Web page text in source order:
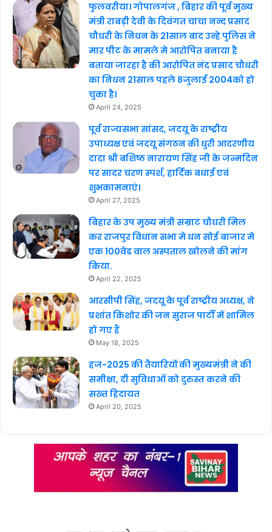
फुलवरीया। गोपालगंज , बिहार की पूर्व मुख्य
मंत्री राबड़ी देवी के दिवंगत चाचा नन्द प्रसाद
चौधरी के निधन के 21साल बाद उन्हे पुलिस ने
मार पीट के मामले मे आरोपित बनाया है
बताया जारहा है की आरोपित नंद प्रसाद चौधरी
का निधन 21साल पहले 8जुलाई 2004को हो
चुका है।
April 24, 2025
पूर्व राज्यसभा सांसद, जदयू के राष्ट्रीय
उपाध्यक्ष एवं जदयू संगठन की धुरी आदरणीय
दादा श्री बशिष्ठ नारायण सिंह जी के जन्मदिन
पर सादर चरण स्पर्श, हार्दिक बधाई एवं
शुभकामनाएं।
April 27, 2025
बिहार के उप मुख्य मंत्री सम्राट चौधरी मिल
कर राजपुर विधान सभा मे धन सोई बाजार मे
एक 100वेड वाल अस्पताल खोलने की मांग
किया.
April 22, 2025
आरसीपी सिंह, जदयू के पूर्व राष्ट्रीय अध्यक्ष, ने
प्रशांत किशोर की जन सुराज पार्टी में शामिल
हो गए हैं
May 18, 2025
हज-2025 की तैयारियों की मुख्यमंत्री ने की
समीक्षा, दी सुविधाओं को दुरुस्त करने की
सख्त हिदायत
April 20, 2025